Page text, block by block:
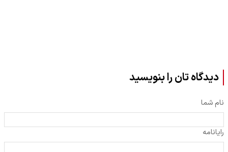
دیدگاه تان را بنویسید
نام شما
رایانامه